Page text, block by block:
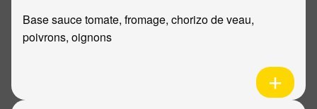
Base sauce tomate, fromage, chorizo de veau,
poivrons, oignons